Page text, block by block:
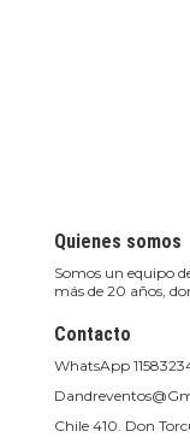
Quienes somos
Somos un equipo
más de 20 años,
Contacto
WhatsApp
Chile 410. Don